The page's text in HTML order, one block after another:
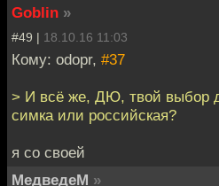
Goblin »
#49 | 18.10.16 11:03
Кому: odopr, #37
> И всё же, ДЮ, твой выбор
симка или российская?
я со своей
МедведеМ »